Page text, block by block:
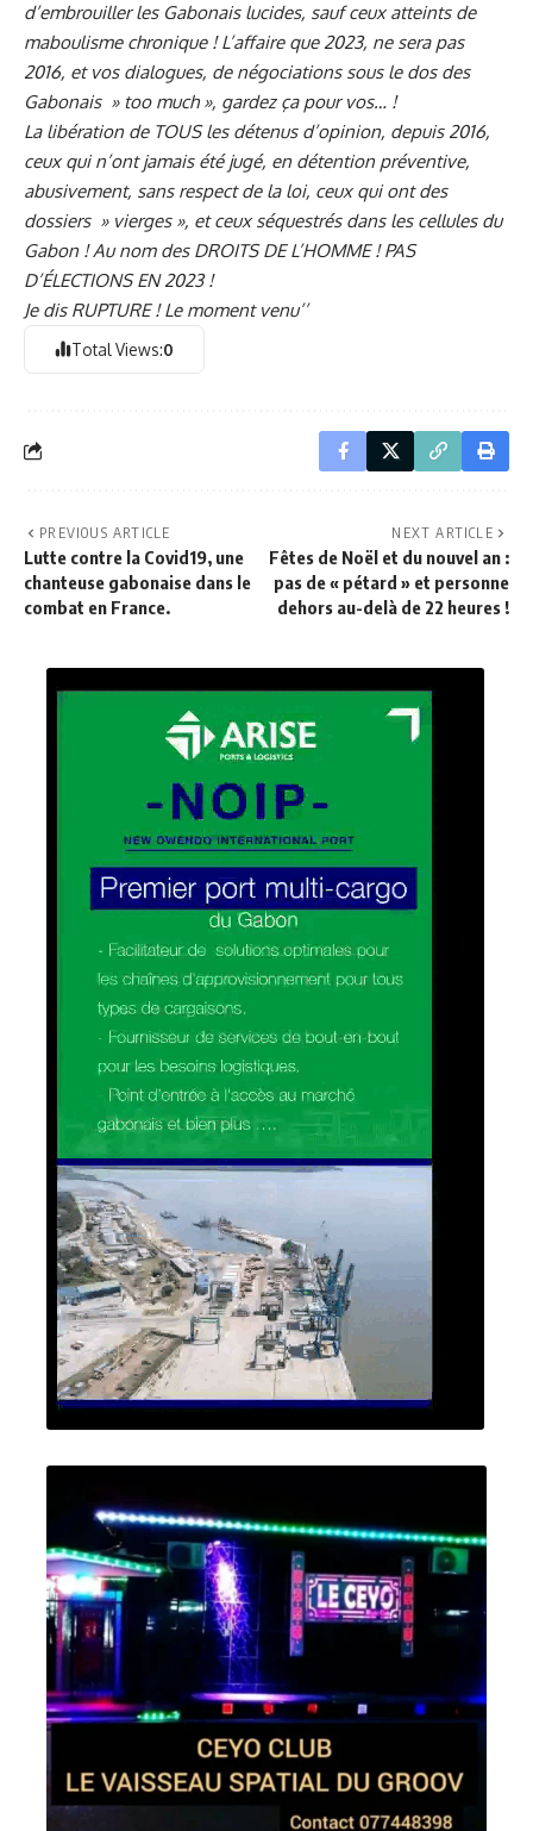
d’embrouiller les Gabonais lucides, sauf ceux atteints de
maboulisme chronique ! L’affaire que 2023, ne sera pas
2016, et vos dialogues, de négociations sous le dos des
Gabonais » too much », gardez ça pour vos… !
La libération de TOUS les détenus d’opinion, depuis 2016,
ceux qui n’ont jamais été jugé, en détention préventive,
abusivement, sans respect de la loi, ceux qui ont des
dossiers » vierges », et ceux séquestrés dans les cellules du
Gabon ! Au nom des DROITS DE L’HOMME ! PAS
D’ÉLECTIONS EN 2023 !
Je dis RUPTURE ! Le moment venu’’
Total Views:0
PREVIOUS ARTICLE
Lutte contre la Covid19, une
chanteuse gabonaise dans le
combat en France.
NEXT ARTICLE
Fêtes de Noël et du nouvel an :
pas de « pétard » et personne
dehors au-delà de 22 heures !